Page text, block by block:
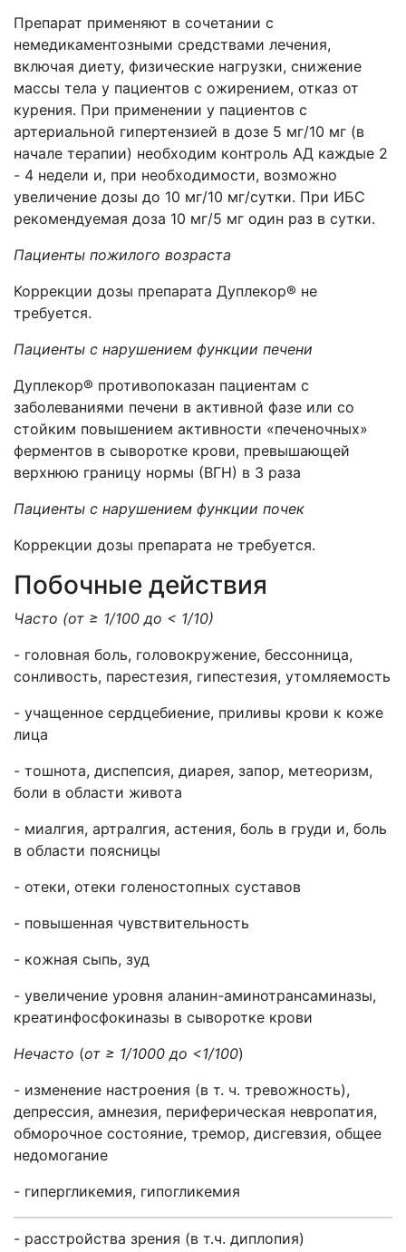
Препарат применяют в сочетании с
немедикаментозными средствами лечения,
включая диету, физические нагрузки, снижение
массы тела у пациентов с ожирением, отказ от
курения. При применении у пациентов с
артериальной гипертензией в дозе 5 мг/10 мг (в
начале терапии) необходим контроль АД каждые 2
- 4 недели и, при необходимости, возможно
увеличение дозы до 10 мг/10 мг/сутки. При ИБС
рекомендуемая доза 10 мг/5 мг один раз в сутки.
Пациенты пожилого возраста
Коррекции дозы препарата Дуплекор® не
требуется.
Пациенты с нарушением функции печени
Дуплекор® противопоказан пациентам с
заболеваниями печени в активной фазе или со
стойким повышением активности «печеночных»
ферментов в сыворотке крови, превышающей
верхнюю границу нормы (ВГН) в 3 раза
Пациенты с нарушением функции почек
Коррекции дозы препарата не требуется.
Побочные действия
Часто (от ≥ 1/100 до < 1/10)
- головная боль, головокружение, бессонница,
сонливость, парестезия, гипестезия, утомляемость
- учащенное сердцебиение, приливы крови к коже
лица
- тошнота, диспепсия, диарея, запор, метеоризм,
боли в области живота
- миалгия, артралгия, астения, боль в груди и, боль
в области поясницы
- отеки, отеки голеностопных суставов
- повышенная чувствительность
- кожная сыпь, зуд
- увеличение уровня аланин-аминотрансаминазы,
креатинфосфокиназы в сыворотке крови
Нечасто (от ≥ 1/1000 до <1/100)
- изменение настроения (в т. ч. тревожность),
депрессия, амнезия, периферическая невропатия,
обморочное состояние, тремор, дисгевзия, общее
недомогание
- гипергликемия, гипогликемия
- расстройства зрения (в т.ч. диплопия)